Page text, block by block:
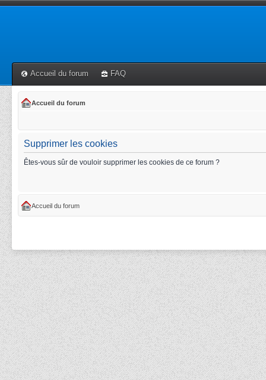
Accueil du forum FAQ
Accueil du forum
Supprimer les cookies
Êtes-vous sûr de vouloir supprimer les cookies de ce forum ?
Accueil du forum